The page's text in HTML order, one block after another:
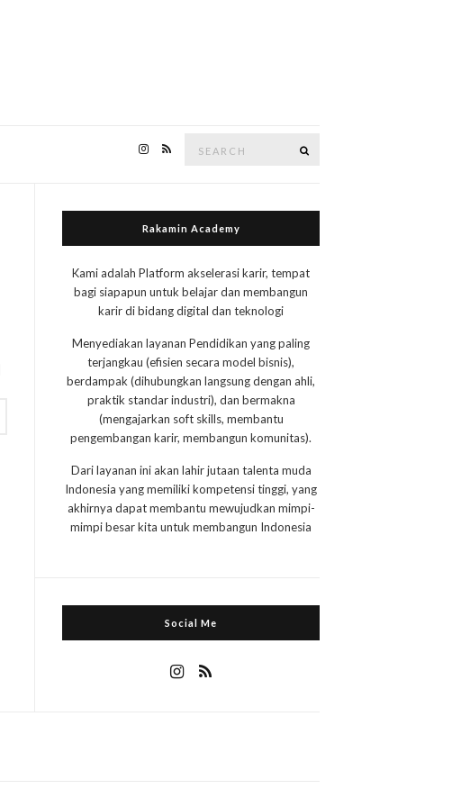
Rakamin Academy
Kami adalah Platform akselerasi karir, tempat
bagi siapapun untuk belajar dan membangun
karir di bidang digital dan teknologi
Menyediakan layanan Pendidikan yang paling
terjangkau (efisien secara model bisnis),
berdampak (dihubungkan langsung dengan ahli,
praktik standar industri), dan bermakna
(mengajarkan soft skills, membantu
pengembangan karir, membangun komunitas).
Dari layanan ini akan lahir jutaan talenta muda
Indonesia yang memiliki kompetensi tinggi, yang
akhirnya dapat membantu mewujudkan mimpi-
mimpi besar kita untuk membangun Indonesia
Social Me